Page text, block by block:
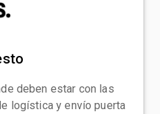
deben estar con las
logística y envío puerta